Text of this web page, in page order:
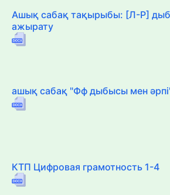
Ашық сабақ тақырыбы: [Л-Р]
ажырату
ашық сабақ "Фф дыбысы мен
КТП Цифровая грамотность 1-4